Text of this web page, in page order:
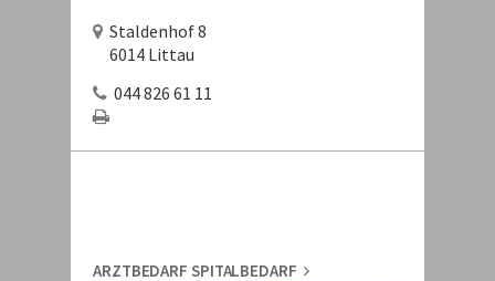
Staldenhof 8
6014 Littau
044 826 61 11
ARZTBEDARF SPITALBEDARF